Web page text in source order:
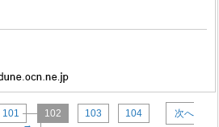
101 102 103 104
次へ
→